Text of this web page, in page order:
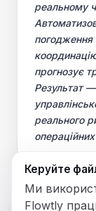
реальному
погодження
прогнозує
Результат —
реального
Керуйте
Ми
Flowtly